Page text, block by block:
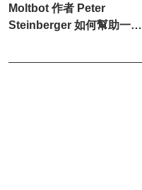
Moltbot 作者 Peter
Steinberger 如何幫助一隻